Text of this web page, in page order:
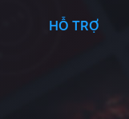
HỖ TRỢ